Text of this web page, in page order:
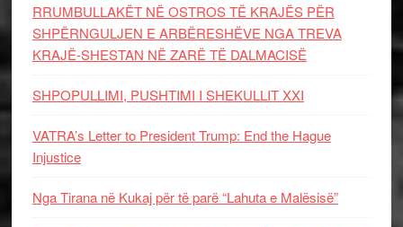
RRUMBULLAKËT NË OSTROS TË KRAJËS PËR
SHPËRNGULJEN E ARBËRESHËVE NGA TREVA
KRAJË-SHESTAN NË ZARË TË DALMACISË
SHPOPULLIMI, PUSHTIMI I SHEKULLIT XXI
VATRA’s Letter to President Trump: End the Hague
Injustice
Nga Tirana në Kukaj për të parë “Lahuta e Malësisë”